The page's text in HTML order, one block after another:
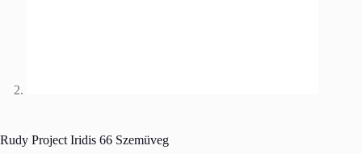
Rudy Project Iridis 66 Szemüveg